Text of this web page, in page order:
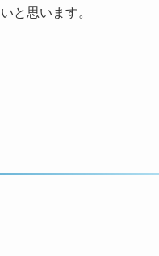
と思います。